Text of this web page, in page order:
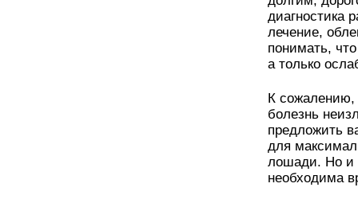
диагностика
лечение,
понимать,
а только
К сожалению,
болезнь
предложить
для
лошади. Но и
необходима